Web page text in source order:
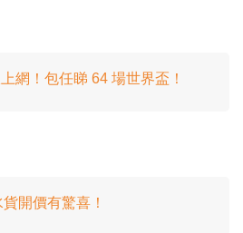
網！包任睇 64 場世界盃！
開價有驚喜！